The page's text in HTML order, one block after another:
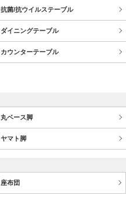
抗菌/抗ウイルステーブル
ダイニングテーブル
カウンターテーブル
丸ベース脚
ヤマト脚
座布団